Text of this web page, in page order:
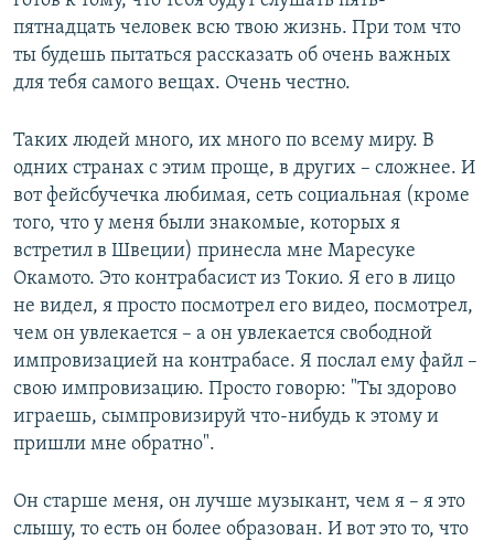
пятнадцать человек всю твою жизнь. При том что
ты будешь пытаться рассказать об очень важных
для тебя самого вещах. Очень честно.
Таких людей много, их много по всему миру. В
одних странах с этим проще, в других – сложнее. И
вот фейсбучечка любимая, сеть социальная (кроме
того, что у меня были знакомые, которых я
встретил в Швеции) принесла мне Маресуке
Окамото. Это контрабасист из Токио. Я его в лицо
не видел, я просто посмотрел его видео, посмотрел,
чем он увлекается – а он увлекается свободной
импровизацией на контрабасе. Я послал ему файл –
свою импровизацию. Просто говорю: "Ты здорово
играешь, сымпровизируй что-нибудь к этому и
пришли мне обратно".
Он старше меня, он лучше музыкант, чем я – я это
слышу, то есть он более образован. И вот это то, что